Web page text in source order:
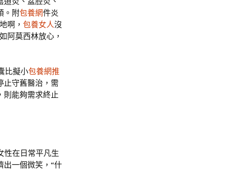
。附包養網件炎
啊， 包養女人沒
如阿莫西林放心，
比擬小包養網推
止守舊醫治，需
則能夠需求終止
性在日常平凡生
出一個微笑，“什